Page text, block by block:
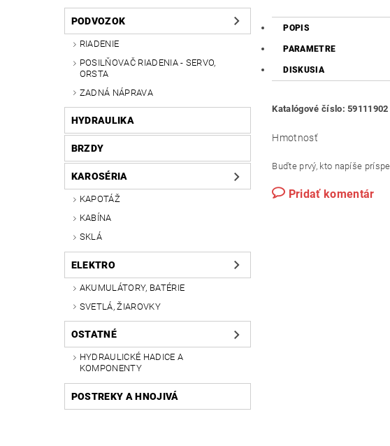
PODVOZOK
RIADENIE
POSILŇOVAČ RIADENIA - SERVO,
ORSTA
ZADNÁ NÁPRAVA
HYDRAULIKA
BRZDY
KAROSÉRIA
KAPOTÁŽ
KABÍNA
SKLÁ
ELEKTRO
AKUMULÁTORY, BATÉRIE
SVETLÁ, ŽIAROVKY
OSTATNÉ
HYDRAULICKÉ HADICE A
KOMPONENTY
POSTREKY A HNOJIVÁ
POPIS
PARAMETRE
DISKUSIA
Katalógové číslo: 59111902
Hmotnosť
Buďte prvý, kto napíše
Pridať komentár